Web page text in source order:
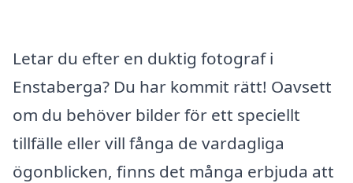
Letar du efter en duktig fotograf i
Enstaberga? Du har kommit rätt! Oavsett
om du behöver bilder för ett speciellt
tillfälle eller vill fånga de vardagliga
ögonblicken, finns det många erbjuda att